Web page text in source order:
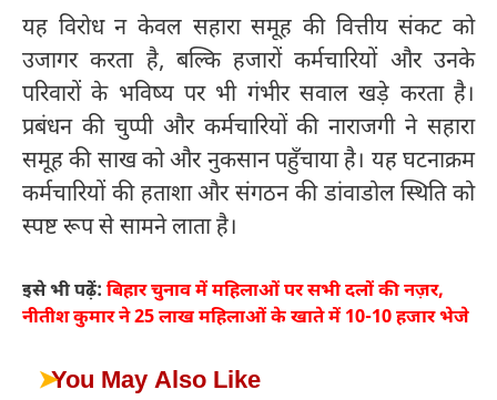
यह विरोध न केवल सहारा समूह की वित्तीय संकट को
उजागर करता है, बल्कि हजारों कर्मचारियों और उनके
परिवारों के भविष्य पर भी गंभीर सवाल खड़े करता है।
प्रबंधन की चुप्पी और कर्मचारियों की नाराजगी ने सहारा
समूह की साख को और नुकसान पहुँचाया है। यह घटनाक्रम
कर्मचारियों की हताशा और संगठन की डांवाडोल स्थिति को
स्पष्ट रूप से सामने लाता है।
इसे भी पढ़ें: बिहार चुनाव में महिलाओं पर सभी दलों की नज़र,
नीतीश कुमार ने 25 लाख महिलाओं के खाते में 10-10 हजार भेजे
➤You May Also Like